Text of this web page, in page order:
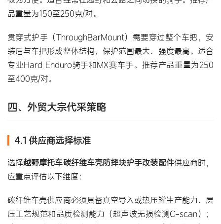
品重量为150至250克/对。
贯穿式护手（ThroughBarMount）需要穿过整个车把，安
装后与车把形成整体结构，保护范围最大、强度最高。适合
专业Hard Enduro骑手和MX赛车手。推荐产品重量为250
至400克/对。
四、外贸大宗代采策略
4.1 供应商选择标准
选择越野摩托车碳纤维车壳防摔块护手改装配件供应商时，
应重点评估以下维度：
碳纤维车壳供应商必须具备真空导入或热压罐生产能力、层
压工艺规范和品质检测能力（超声波无损检测C-scan）；